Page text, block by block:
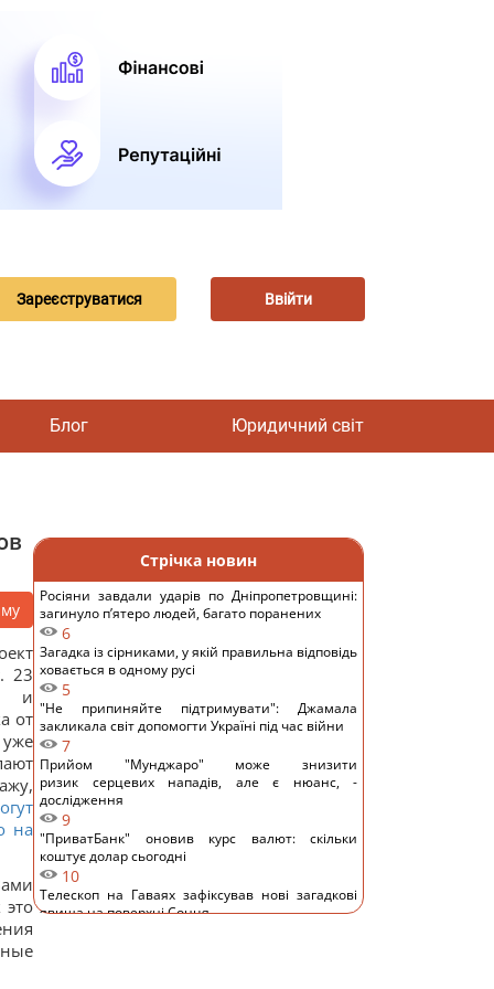
Зареєструватися Ввійти
Блог Юридичний світ
23
и
от
на
Стрічка новин
Росіяни завдали ударів по Дніпропетровщині:
загинуло пʼятеро людей, багато поранених
6
Загадка із сірниками, у якій правильна відповідь
ховається в одному русі
5
"Не припиняйте підтримувати": Джамала
закликала світ допомогти Україні під час війни
7
Прийом "Мунджаро" може знизити
ризик серцевих нападів, але є нюанс, -
дослідження
9
"ПриватБанк" оновив курс валют: скільки
коштує долар сьогодні
10
Телескоп на Гаваях зафіксував нові загадкові
явища на поверхні Сонця